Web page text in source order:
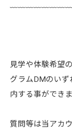
見学や体験希望
グラムDMのい
内する事ができま
質問等は当アカ